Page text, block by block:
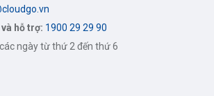
hỗ trợ: 1900 29 29 90
ngày từ thứ 2 đến thứ 6